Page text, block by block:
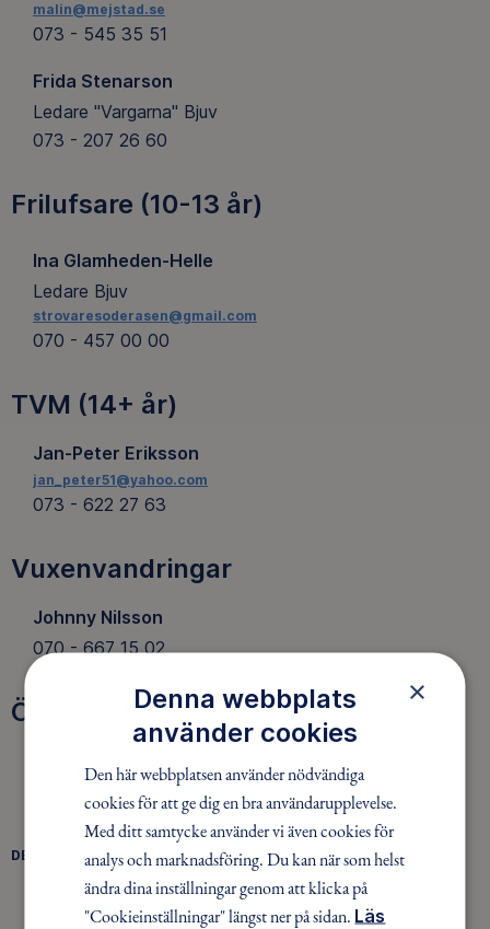
malin@mejstad.se
073 - 545 35 51
Frida Stenarson
Ledare "Vargarna" Bjuv
073 - 207 26 60
Frilufsare (10-13 år)
Ina Glamheden-Helle
Ledare Bjuv
strovaresoderasen@gmail.com
070 - 457 00 00
TVM (14+ år)
Jan-Peter Eriksson
jan_peter51@yahoo.com
073 - 622 27 63
Vuxenvandringar
Johnny Nilsson
070 - 667 15 02
Övrigt
soderasen@friluftsframjandet.se
DELA
FACEBOOKTWITTERLINKEDIN
×
Denna webbplats
använder cookies
Den här webbplatsen använder nödvändiga
cookies för att ge dig en bra användarupplevelse.
Med ditt samtycke använder vi även cookies för
analys och marknadsföring. Du kan när som helst
ändra dina inställningar genom att klicka på
"Cookieinställningar" längst ner på sidan. Läs